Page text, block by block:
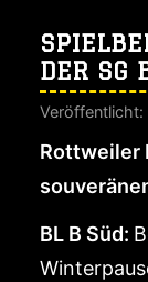
DER SG
Veröffentlicht:
Rottweiler
BL B Süd: